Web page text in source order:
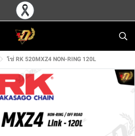
โซ่ RK 520MXZ4 NON-RING 120L